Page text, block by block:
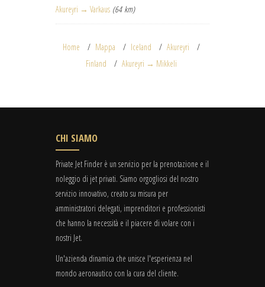
Akureyri → Varkaus (64 km)
Home Mappa Iceland
Akureyri
Finland
Akureyri → Mikkeli
CHI SIAMO
Private Jet Finder è un servizio per la prenotazione e il
noleggio di jet privati. Siamo orgogliosi del nostro
servizio innovativo, creato su misura per
amministratori delegati, imprenditori e professionisti
che hanno la necessità e il piacere di volare con i
nostri Jet.
Un'azienda dinamica che unisce l'esperienza nel
mondo aeronautico con la cura del cliente.